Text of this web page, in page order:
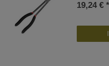
19,24 € *